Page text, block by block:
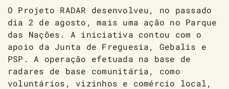
O Projeto RADAR desenvolveu, no passado
dia 2 de agosto, mais uma ação no Parque
das Nações. A iniciativa contou com o
apoio da Junta de Freguesia, Gebalis e
PSP. A operação efetuada na base de
radares de base comunitária, como
voluntários, vizinhos e comércio local,